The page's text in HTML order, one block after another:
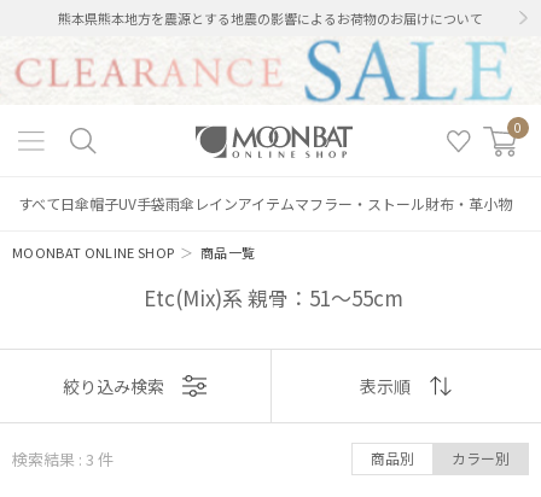
熊本県熊本地方を震源とする地震の影響によるお荷物のお届けについて
0
すべて日傘帽子UV手袋雨傘 レインアイテムマフラー・ストール財布・革小物
MOONBAT ONLINE SHOP ＞商品一覧
Etc(Mix)系 親骨：51～55cm
表示
おすすめ
絞り込み検索 表示順
検索結果 : 3 件 商品別 カラー別